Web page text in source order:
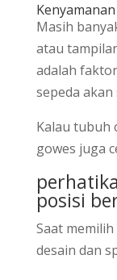
Masih
atau
adalah
sepeda
Kalau tubuh
gowes juga
posisi
Saat
desain dan